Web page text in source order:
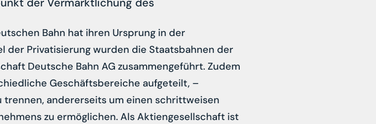
Bahn hat ihren Ursprung in der
der Privatisierung wurden die Staatsbahnen der
Deutsche Bahn AG zusammengeführt. Zudem
Geschäftsbereiche aufgeteilt, –
trennen, andererseits um einen schrittweisen
zu ermöglichen. Als Aktiengesellschaft ist